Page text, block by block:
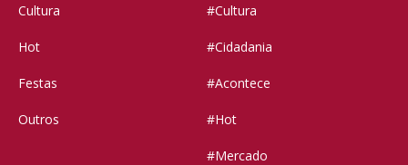
Cultura
Hot
Festas
Outros
#Cultura
#Cidadania
#Acontece
#Hot
#Mercado